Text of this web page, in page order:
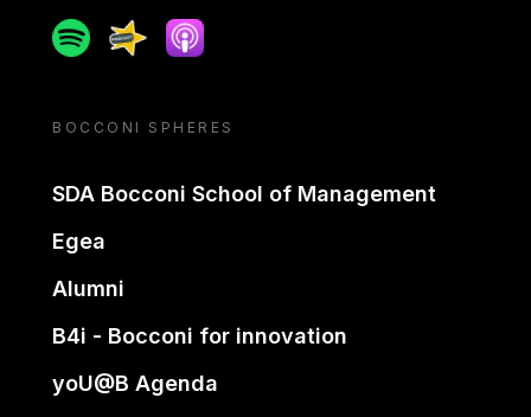
SpotifySpreakerApple podcast
BOCCONI SPHERES
SDA Bocconi School of Management
Egea
Alumni
B4i - Bocconi for innovation
yoU@B Agenda